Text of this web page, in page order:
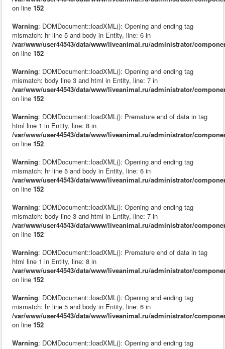
on line 152
Warning: DOMDocument::loadXML(): Opening and ending tag
mismatch: hr line 5 and body in Entity, line: 6 in
/var/www/user44543/data/www/liveanimal.ru/administrator/
on line 152
Warning: DOMDocument::loadXML(): Opening and ending tag
mismatch: body line 3 and html in Entity, line: 7 in
/var/www/user44543/data/www/liveanimal.ru/administrator/
on line 152
Warning: DOMDocument::loadXML(): Premature end of data in tag
html line 1 in Entity, line: 8 in
/var/www/user44543/data/www/liveanimal.ru/administrator/
on line 152
Warning: DOMDocument::loadXML(): Opening and ending tag
mismatch: hr line 5 and body in Entity, line: 6 in
/var/www/user44543/data/www/liveanimal.ru/administrator/
on line 152
Warning: DOMDocument::loadXML(): Opening and ending tag
mismatch: body line 3 and html in Entity, line: 7 in
/var/www/user44543/data/www/liveanimal.ru/administrator/
on line 152
Warning: DOMDocument::loadXML(): Premature end of data in tag
html line 1 in Entity, line: 8 in
/var/www/user44543/data/www/liveanimal.ru/administrator/
on line 152
Warning: DOMDocument::loadXML(): Opening and ending tag
mismatch: hr line 5 and body in Entity, line: 6 in
/var/www/user44543/data/www/liveanimal.ru/administrator/
on line 152
Warning: DOMDocument::loadXML(): Opening and ending tag